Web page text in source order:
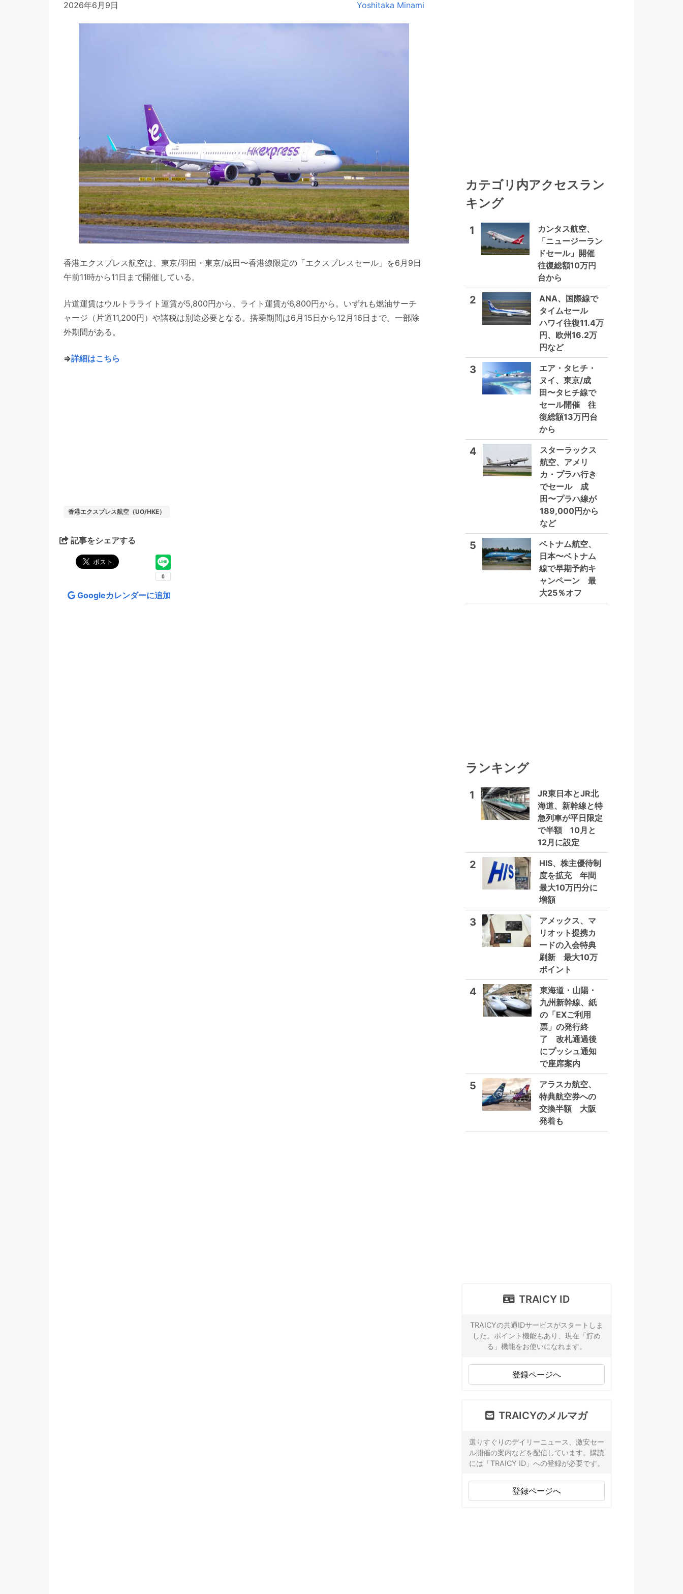
2026年6月9日 Yoshitaka Minami
香港エクスプレス航空は、東京/羽田・東京/成田〜香港線限定の「エクスプレスセール」を6月9日
午前11時から11日まで開催している。
片道運賃はウルトラライト運賃が5,800円から、ライト運賃が6,800円から。いずれも燃油サーチ
ャージ（片道11,200円）や諸税は別途必要となる。搭乗期間は6月15日から12月16日まで。一部除
外期間がある。
⇒詳細はこちら
香港エクスプレス航空（UO/HKE）
記事をシェアする
Googleカレンダーに追加
カテゴリ内アクセスラン
キング
1
カンタス航空、
「ニュージーラン
ドセール」開催
往復総額10万円
台から
2
ANA、国際線で
タイムセール
ハワイ往復11.4万
円、欧州16.2万
円など
3
エア・タヒチ・
ヌイ、東京/成
田〜タヒチ線で
セール開催 往
復総額13万円台
から
4
スターラックス
航空、アメリ
カ・プラハ行き
でセール 成
田〜プラハ線が
189,000円から
など
5
ベトナム航空、
日本〜ベトナム
線で早期予約キ
ャンペーン 最
大25％オフ
ランキング
1
JR東日本とJR北
海道、新幹線と特
急列車が平日限定
で半額 10月と
12月に設定
2
HIS、株主優待制
度を拡充 年間
最大10万円分に
増額
3
アメックス、マ
リオット提携カ
ードの入会特典
刷新 最大10万
ポイント
4
東海道・山陽・
九州新幹線、紙
の「EXご利用
票」の発行終
了 改札通過後
にプッシュ通知
で座席案内
5
アラスカ航空、
特典航空券への
交換半額 大阪
発着も
TRAICY ID
TRAICYの共通IDサービスがスタートしま
した。ポイント機能もあり、現在「貯め
る」機能をお使いになれます。
登録ページへ
TRAICYのメルマガ
選りすぐりのデイリーニュース、激安セー
ル開催の案内などを配信しています。購読
には「TRAICY ID」への登録が必要です。
登録ページへ